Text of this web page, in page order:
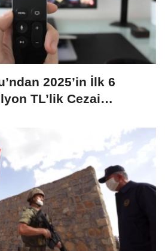
2025’in İlk 6
TL’lik Cezai